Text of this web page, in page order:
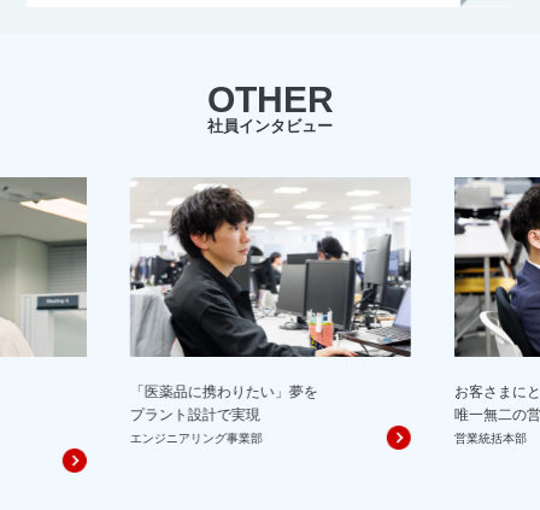
OTHER
社員インタビュー
「医薬品に携わりたい」夢を
プラント設計で実現
エンジニアリング事業部
お客さまに
唯一無二の
営業統括本部